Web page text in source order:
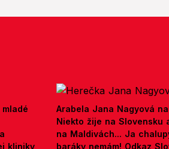
kliniky
Arabela Jana Nagyová
Niekto žije na Slovensku
na Maldivách... Ja
baráky nemám! Odkaz